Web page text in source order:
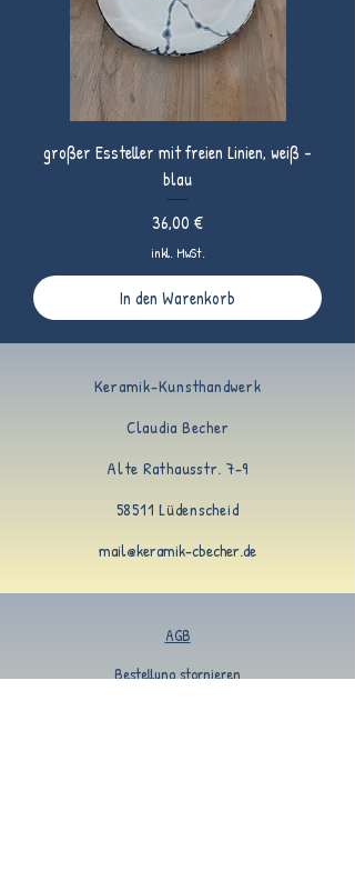
großer Essteller mit freien Linien, weiß -
blau
Preis
36,00 €
inkl. MwSt.
In den Warenkorb
Keramik-Kunsthandwerk
Claudia Becher
Alte Rathausstr. 7-9
58511 Lüdenscheid
mail@keramik-cbecher.de
AGB
Bestellung stornieren